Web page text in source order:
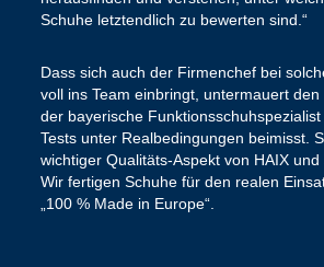
Schuhe letztendlich zu bewerten sind.“
Dass sich auch der Firmenchef bei
voll ins Team einbringt, untermauert
der bayerische
Tests unter Realbedingungen beimisst.
wichtiger Qualitäts-Aspekt von HAIX
Wir fertigen Schuhe für den realen
„100 % Made in Europe“.